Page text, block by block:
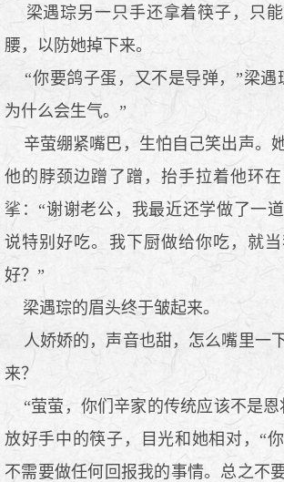
梁遇琮另一只手还拿着筷子，只
腰，以防她掉下来。
“你要鸽子蛋，又不是导弹，”梁遇
为什么会生气。”
辛萤绷紧嘴巴，生怕自己笑出声。
他的脖颈边蹭了蹭，抬手拉着他环
挲：“谢谢老公，我最近还学做了一
说特别好吃。我下厨做给你吃，就
好？”
梁遇琮的眉头终于皱起来。
人娇娇的，声音也甜，怎么嘴里一
来？
“萤萤，你们辛家的传统应该不是恩
放好手中的筷子，目光和她相对，“
不需要做任何回报我的事情。总之不